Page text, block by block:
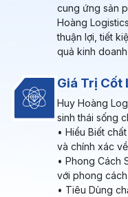
cung ứng sản
Hoàng
thuận lợi, tiết
quả kinh
Giá Trị Cốt
Huy Hoàng
sinh thái sống
• Hiểu Biết
và chính xác
• Phong Cách
với phong
• Tiêu Dùng